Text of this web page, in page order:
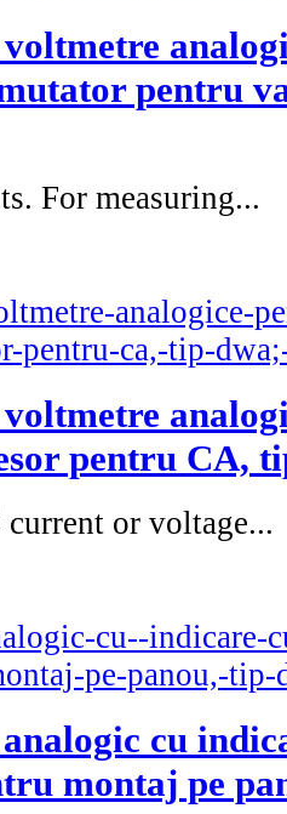
pentru
For measuring...
pentru CA,
or voltage...
cu
montaj pe